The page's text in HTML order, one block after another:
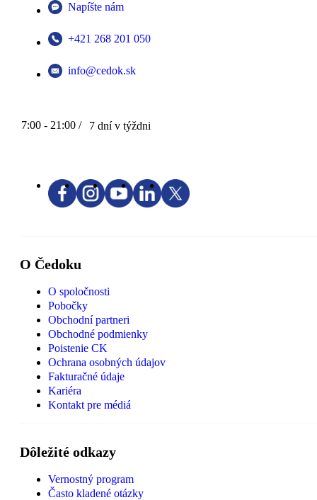
Napíšte nám
+421 268 201 050
info@cedok.sk
7:00 - 21:00 / 7 dní v týždni
O Čedoku
O spoločnosti
Pobočky
Obchodní partneri
Obchodné podmienky
Poistenie CK
Ochrana osobných údajov
Fakturačné údaje
Kariéra
Kontakt pre médiá
Dôležité odkazy
Vernostný program
Často kladené otázky